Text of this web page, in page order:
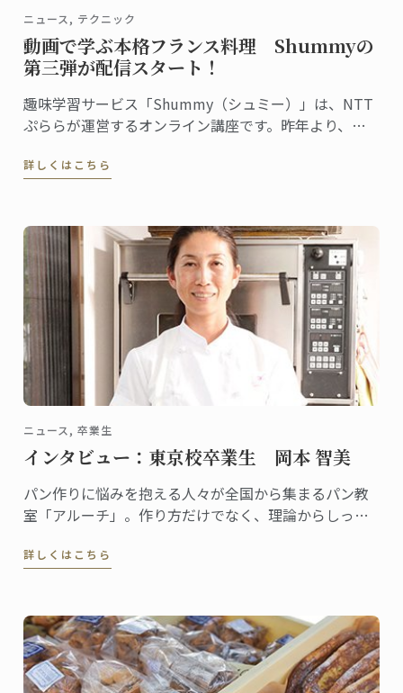
ニュース, テクニック
動画で学ぶ本格フランス料理 Shummyの
第三弾が配信スタート！
趣味学習サービス「Shummy（シュミー）」は、NTT
ぷららが運営するオンライン講座です。昨年より、
子講座、パン講座を配信してきましたが、この度、第
配信がスタートしました。
詳しくはこちら
ニュース, 卒業生
インタビュー：東京校卒業生 岡本 智美
パン作りに悩みを抱える人々が全国から集まるパン教
室「アルーチ」。作り方だけでなく、理論からしっか
ッスンはいつも満席です。「アルーチ」を主宰する岡
詳しくはこちら